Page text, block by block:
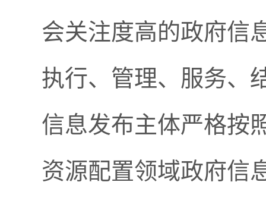
会关注度高的政府信
执行、管理、服务、
信息发布主体严格按
资源配置领域政府信